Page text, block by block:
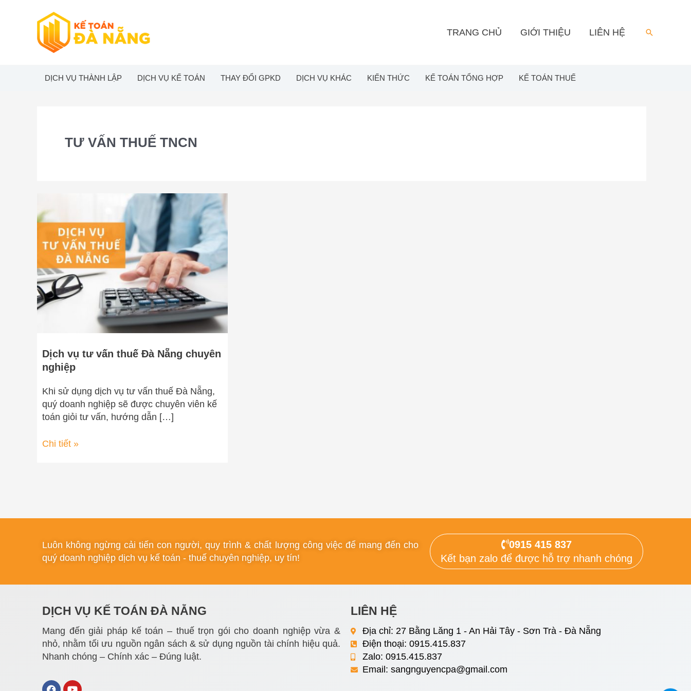
TRANG CHỦ GIỚI THIỆU LIÊN HỆ Search
DỊCH VỤ THÀNH LẬP DỊCH VỤ KẾ TOÁN THAY ĐỔI GPKD DỊCH VỤ KHÁC KIẾN THỨC KẾ TOÁN TỔNG HỢP KẾ TOÁN THUẾ
TƯ VẤN THUẾ TNCN
Dịch vụ tư vấn thuế Đà Nẵng chuyên
nghiệp
Khi sử dụng dịch vụ tư vấn thuế Đà Nẵng,
quý doanh nghiệp sẽ được chuyên viên kế
toán giỏi tư vấn, hướng dẫn […]
vụ
vấn
thuế
Đà
Nẵng
chuyên
nghiệp
Chi tiết »
Luôn không ngừng cải tiến con người, quy trình & chất lượng công việc để mang đến cho
quý doanh nghiệp dịch vụ kế toán - thuế chuyên nghiệp, uy tín!
0915 415 837
Kết bạn zalo để được hỗ trợ nhanh chóng
DỊCH VỤ KẾ TOÁN ĐÀ NẴNG
Mang đến giải pháp kế toán – thuế trọn gói cho doanh nghiệp vừa &
nhỏ, nhằm tối ưu nguồn ngân sách & sử dụng nguồn tài chính hiệu quả.
Nhanh chóng – Chính xác – Đúng luật.
F
Y
LIÊN HỆ
Địa chỉ: 27 Bằng Lăng 1 - An Hải Tây - Sơn Trà - Đà Nẵng
Điện thoại: 0915.415.837
Zalo: 0915.415.837
Email: sangnguyencpa@gmail.com